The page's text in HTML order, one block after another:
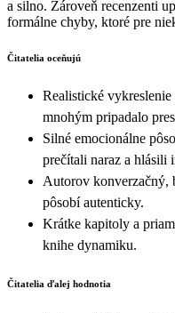
a silno. Zároveň recenzenti
formálne chyby, ktoré pre
Čitatelia oceňujú
Realistické vykreslenie
mnohým pripadalo
Silné emocionálne
prečítali naraz a hlásili
Autorov konverzačný,
pôsobí autenticky.
Krátke kapitoly a
knihe dynamiku.
Čitatelia ďalej hodnotia